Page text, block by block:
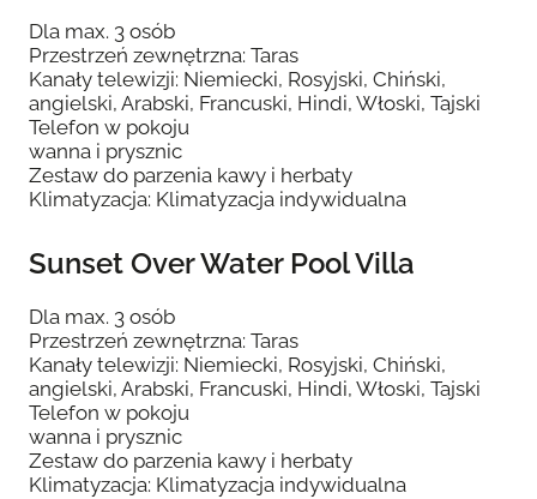
Dla max. 3 osób
Przestrzeń zewnętrzna: Taras
Kanały telewizji: Niemiecki, Rosyjski, Chiński,
angielski, Arabski, Francuski, Hindi, Włoski, Tajski
Telefon w pokoju
wanna i prysznic
Zestaw do parzenia kawy i herbaty
Klimatyzacja: Klimatyzacja indywidualna
Sunset Over Water Pool Villa
Dla max. 3 osób
Przestrzeń zewnętrzna: Taras
Kanały telewizji: Niemiecki, Rosyjski, Chiński,
angielski, Arabski, Francuski, Hindi, Włoski, Tajski
Telefon w pokoju
wanna i prysznic
Zestaw do parzenia kawy i herbaty
Klimatyzacja: Klimatyzacja indywidualna